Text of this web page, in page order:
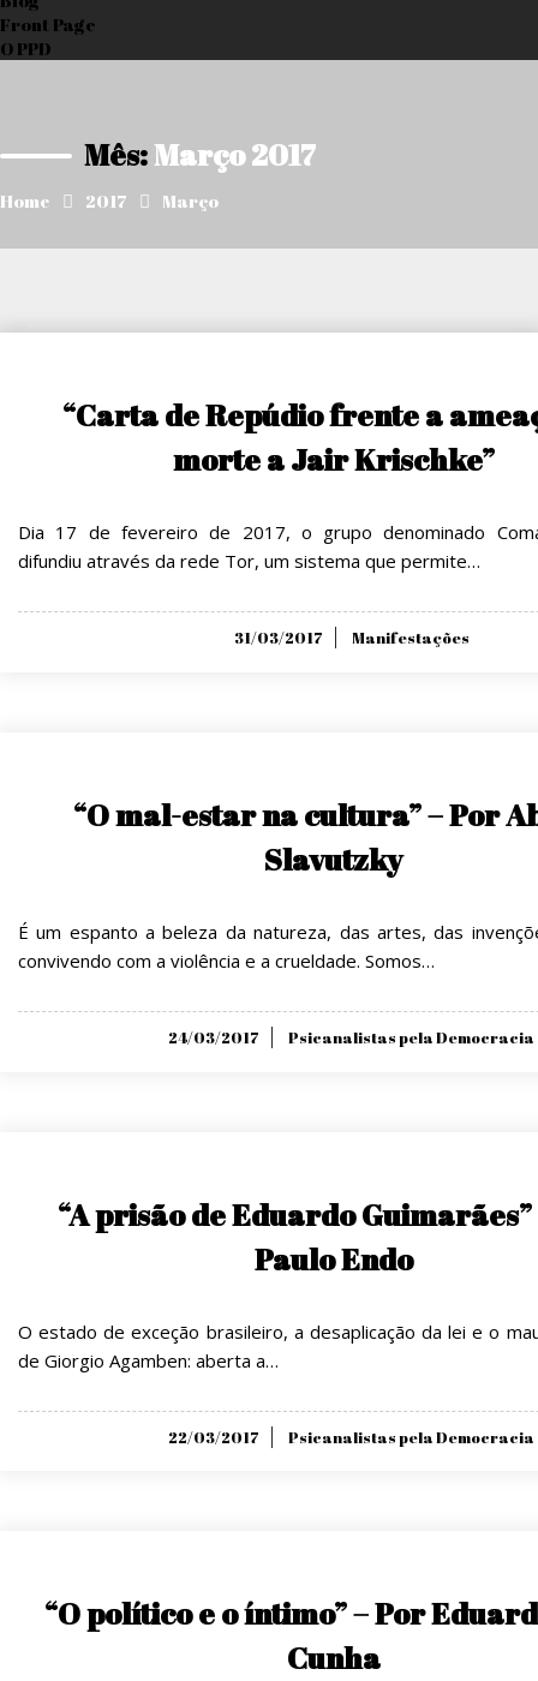
Front Page
O PPD
Mês:Março 2017
Home 2017 Março
“Carta de Repúdio frente a
morte a Jair Krischke”
Dia 17 de fevereiro de 2017, o grupo denominado
difundiu através da rede Tor, um sistema que permite…
Posted
31/03/2017 Manifestações
“O mal-estar na cultura” – Por
Slavutzky
É um espanto a beleza da natureza, das artes, das
convivendo com a violência e a crueldade. Somos…
Posted
24/03/2017 Psicanalistas pela Democracia
“A prisão de Eduardo Guimarães”
Paulo Endo
O estado de exceção brasileiro, a desaplicação da lei e o
de Giorgio Agamben: aberta a…
Posted
22/03/2017 Psicanalistas pela Democracia
“O político e o íntimo” – Por
Cunha